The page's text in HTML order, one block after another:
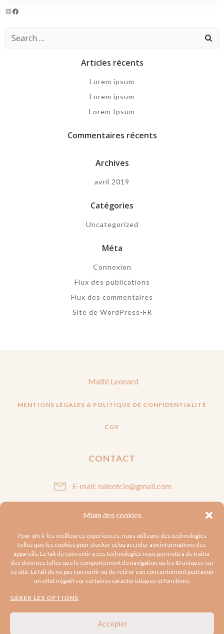
Miam des cookies
Pour offrir les meilleures expériences, nous utilisons des technologies
telles que les cookies pour stocker et/ou accéder aux informations des
appareils. Le fait de consentir à ces technologies nous permettra de traiter
des données telles que le comportement de navigation ou les ID uniques sur
ce site. Le fait de ne pas consentir ou de retirer son consentement peut avoir
un effet négatif sur certaines caractéristiques et fonctions.
GÉRER LES OPTIONS
Accepter
Instagram
Facebook
Search
Articles récents
Lorem ipsum
Lorem ipsum
Lorem Ipsum
Commentaires récents
Archives
avril 2019
Catégories
Uncategorized
Méta
Connexion
Flux des publications
Flux des commentaires
Site de WordPress-FR
Maïté Leonard
MENTIONS LÉGALES & POLITIQUE DE CONFIDENTIALITÉ
CGV
CONTACT
E-mail: naieetcie@gmail.com